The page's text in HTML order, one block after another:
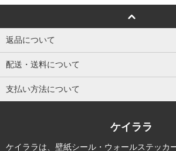
返品について
配送・送料について
支払い方法について
ケイララ
ケイララは、壁紙シール・ウォールステッカ